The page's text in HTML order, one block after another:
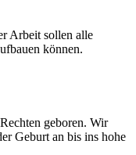
Arbeit sollen alle
können.
geboren. Wir
Geburt an bis ins hohe